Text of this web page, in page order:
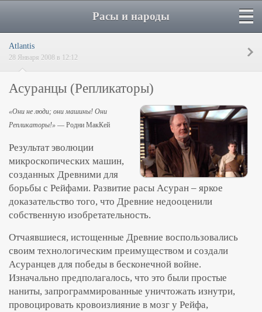
Расы и народы
Atlantis
28 Января 2008 в 12:12
Асуранцы (Репликаторы)
«Они не люди; они машины! Они
Репликаторы!» — Родни МакКей
Результат эволюции
микроскопических машин,
созданных Древними для
борьбы с Рейфами. Развитие расы Асуран – яркое
доказательство того, что Древние недооценили
собственную изобретательность.
Отчаявшиеся, истощенные Древние воспользовались
своим технологическим преимуществом и создали
Асуранцев для победы в бесконечной войне.
Изначально предполагалось, что это были простые
наниты, запрограммированные уничтожать изнутри,
провоцировать кровоизлияние в мозг у Рейфа,